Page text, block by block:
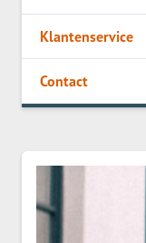
Klantenservice
Contact